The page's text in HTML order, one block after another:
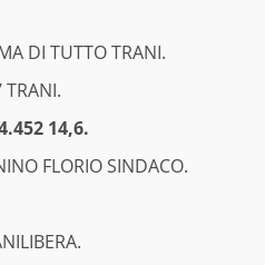
DI TUTTO TRANI.
TRANI.
14,6.
FLORIO SINDACO.